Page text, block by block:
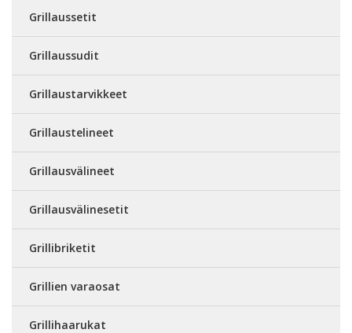
Grillaussetit
Grillaussudit
Grillaustarvikkeet
Grillaustelineet
Grillausvälineet
Grillausvälinesetit
Grillibriketit
Grillien varaosat
Grillihaarukat